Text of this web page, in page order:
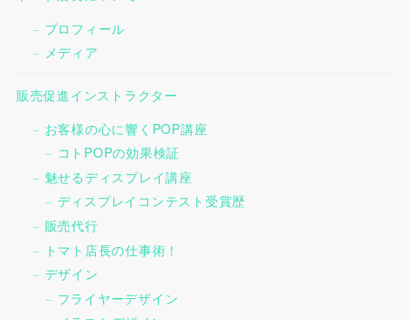
プロフィール
メディア
販売促進インストラクター
お客様の心に響くPOP講座
コトPOPの効果検証
魅せるディスプレイ講座
ディスプレイコンテスト受賞歴
販売代行
トマト店長の仕事術！
デザイン
フライヤーデザイン